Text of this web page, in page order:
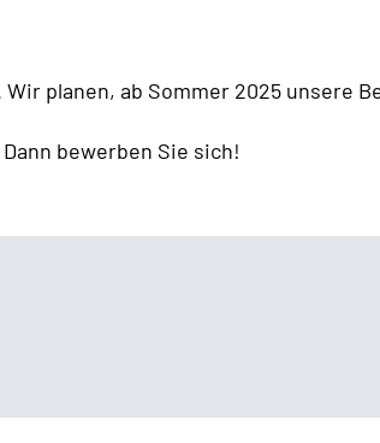
planen, ab Sommer 2025 unsere
bewerben Sie sich!